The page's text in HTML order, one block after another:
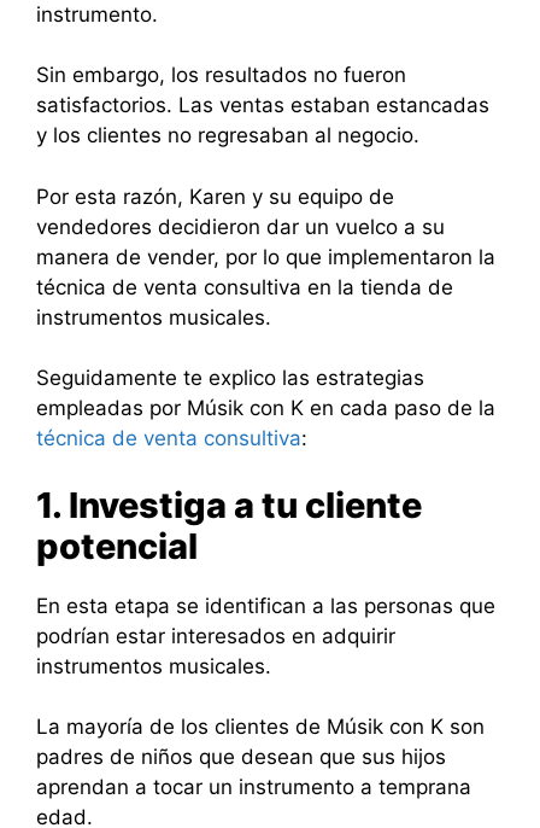
instrumento.
Sin embargo, los resultados no fueron
satisfactorios. Las ventas estaban estancadas
y los clientes no regresaban al negocio.
Por esta razón, Karen y su equipo de
vendedores decidieron dar un vuelco a su
manera de vender, por lo que implementaron la
técnica de venta consultiva en la tienda de
instrumentos musicales.
Seguidamente te explico las estrategias
empleadas por Músik con K en cada paso de la
técnica de venta consultiva:
1. Investiga a tu cliente
potencial
En esta etapa se identifican a las personas que
podrían estar interesados en adquirir
instrumentos musicales.
La mayoría de los clientes de Músik con K son
padres de niños que desean que sus hijos
aprendan a tocar un instrumento a temprana
edad.